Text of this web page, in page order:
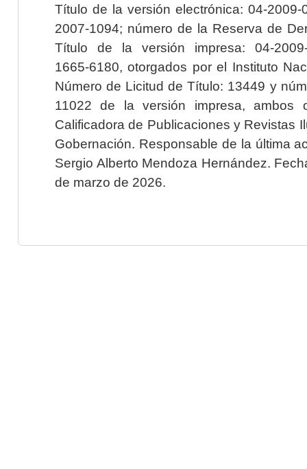
Título de la versión electrónica: 04-2009-
2007-1094; número de la Reserva de
Título de la versión impresa: 04-2009-
1665-6180, otorgados por el Instituto
Número de Licitud de Título: 13449 y
11022 de la versión impresa, ambos
Calificadora de Publicaciones y Revistas
Gobernación. Responsable de la última
Sergio Alberto Mendoza Hernández.
de marzo de 2026.